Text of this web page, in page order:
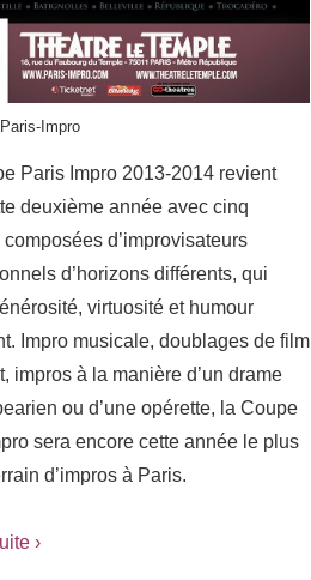
Impro
Paris Impro 2013-2014 revient
deuxième année avec cinq
d’improvisateurs
d’horizons différents, qui
virtuosité et humour
Impro musicale, doublages de film
impros à la manière d’un drame
ou d’une opérette, la Coupe
sera encore cette année le plus
d’impros à Paris.
›